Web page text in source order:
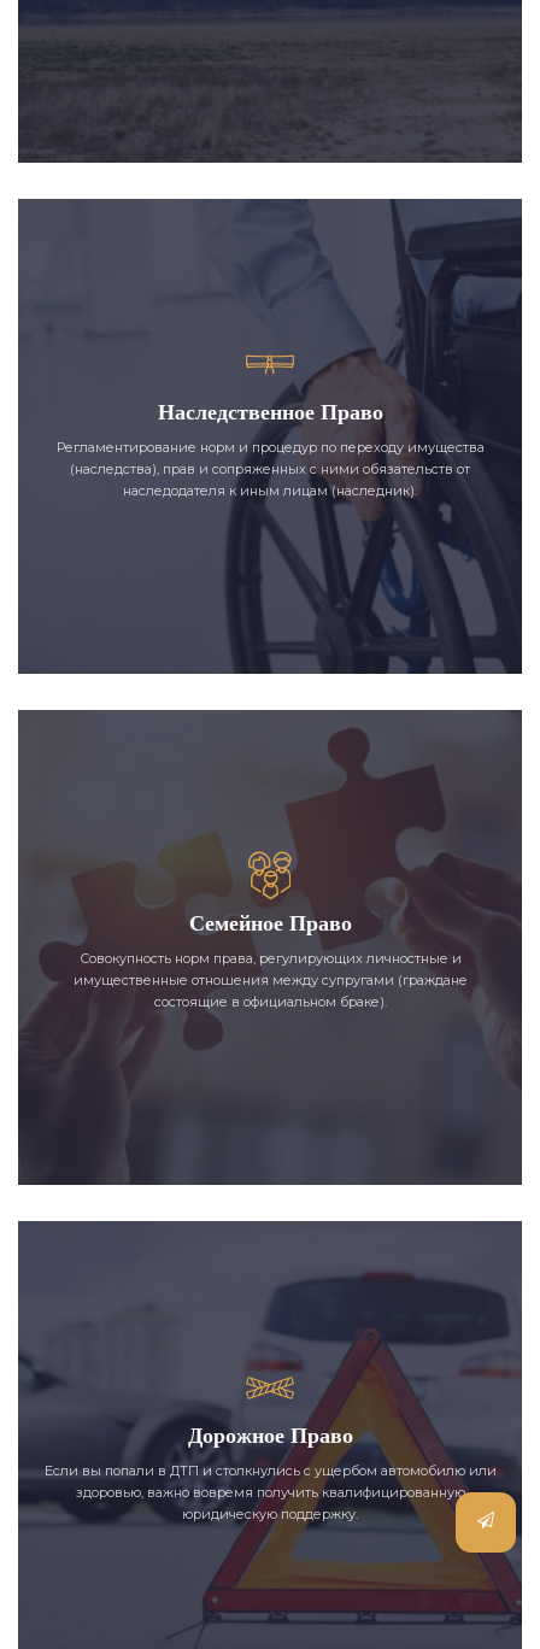
Наследственное Право
Регламентирование норм и процедур по переходу имущества
(наследства), прав и сопряженных с ними обязательств от
наследодателя к иным лицам (наследник).
Семейное Право
Совокупность норм права, регулирующих личностные и
имущественные отношения между супругами (граждане
состоящие в официальном браке).
Дорожное Право
Если вы попали в ДТП и столкнулись с ущербом автомобилю или
здоровью, важно вовремя получить квалифицированную
юридическую поддержку.